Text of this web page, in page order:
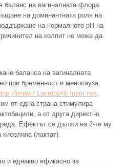
баланс на вагиналната флора.
на доминантната роля на
на нормалното рН на
на колпит не може да
баланса на вагиналната
при бременност и менопауза,
Интим / Lactobor® Intim гел.
от една страна стимулира
а от друга директно
Ефектът се дължи на 2-те му
(лактат).
и еднакво ефикасно за